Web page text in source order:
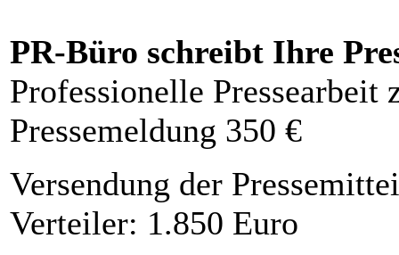
PR-Büro schreibt Ihre
Professionelle Pressearbeit
Pressemeldung 350 €
Versendung der
Verteiler: 1.850 Euro